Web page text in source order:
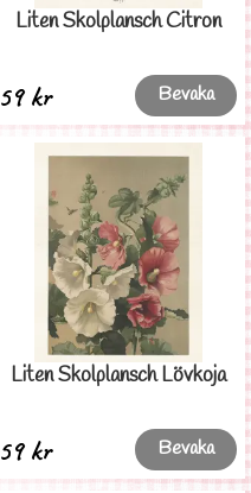
Liten Skolplansch Citron
59 kr Bevaka
Liten Skolplansch Lövkoja
59 kr Bevaka